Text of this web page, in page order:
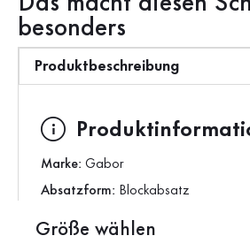
Größe wählen
besonders
Produktbeschreibung
Marke: Gabor
Absatzform: Blockabsatz
Absatzhöhe: 6 cm